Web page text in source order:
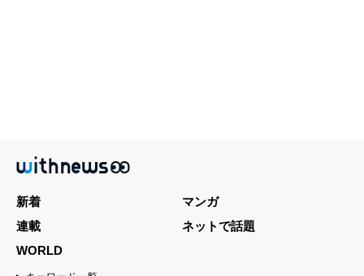
新着
マンガ
連載
ネットで話題
WORLD